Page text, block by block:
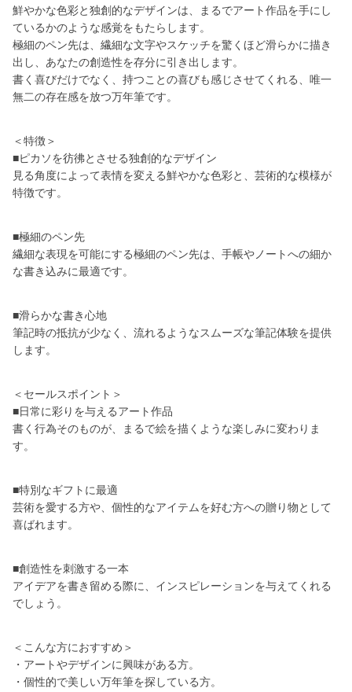
鮮やかな色彩と独創的なデザインは、まるでアート作品を手にし
ているかのような感覚をもたらします。
極細のペン先は、繊細な文字やスケッチを驚くほど滑らかに描き
出し、あなたの創造性を存分に引き出します。
書く喜びだけでなく、持つことの喜びも感じさせてくれる、唯一
無二の存在感を放つ万年筆です。
＜特徴＞
■ピカソを彷彿とさせる独創的なデザイン
見る角度によって表情を変える鮮やかな色彩と、芸術的な模様が
特徴です。
■極細のペン先
繊細な表現を可能にする極細のペン先は、手帳やノートへの細か
な書き込みに最適です。
■滑らかな書き心地
筆記時の抵抗が少なく、流れるようなスムーズな筆記体験を提供
します。
＜セールスポイント＞
■日常に彩りを与えるアート作品
書く行為そのものが、まるで絵を描くような楽しみに変わりま
す。
■特別なギフトに最適
芸術を愛する方や、個性的なアイテムを好む方への贈り物として
喜ばれます。
■創造性を刺激する一本
アイデアを書き留める際に、インスピレーションを与えてくれる
でしょう。
＜こんな方におすすめ＞
・アートやデザインに興味がある方。
・個性的で美しい万年筆を探している方。